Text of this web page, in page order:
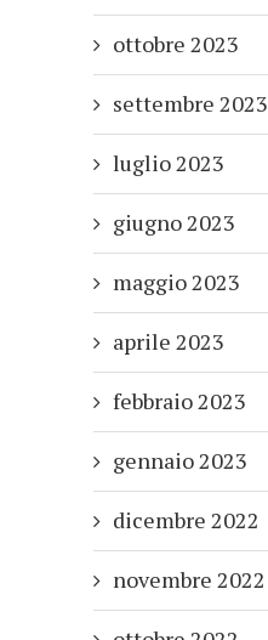
ottobre 2023
settembre 2023
luglio 2023
giugno 2023
maggio 2023
aprile 2023
febbraio 2023
gennaio 2023
dicembre 2022
novembre 2022